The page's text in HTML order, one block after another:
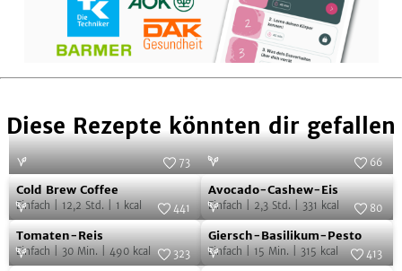
Diese Rezepte könnten dir gefallen
Cold
Brew
Coffee
SevenCooks
73
Cold Brew Coffee
Einfach 12,2 Std. 1 kcal
Avocado-
Cashew-
Eis
Foto:
66
Avocado-Cashew-Eis
Einfach 2,3 Std. 331 kcal
Tomaten-
Reis
SevenCooks
441
Tomaten-Reis
Einfach 30 Min. 490 kcal
Giersch-
Basilikum-
80
Giersch-Basilikum-Pesto
Einfach 15 Min. 315 kcal
323 413